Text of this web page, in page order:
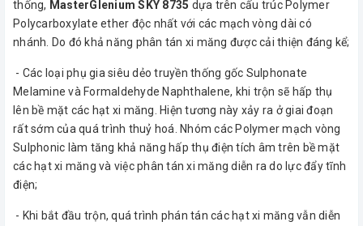
thống, MasterGlenium SKY 8735 dựa trên cấu trúc Polymer
Polycarboxylate ether độc nhất với các mạch vòng dài có
nhánh. Do đó khả năng phân tán xi măng được cải thiện đáng kể;
- Các loại phụ gia siêu dẻo truyền thống gốc Sulphonate
Melamine và Formaldehyde Naphthalene, khi trộn sẽ hấp thụ
lên bề mặt các hạt xi măng. Hiện tương này xảy ra ở giai đoạn
rất sớm của quá trình thuỷ hoá. Nhóm các Polymer mạch vòng
Sulphonic làm tăng khả năng hấp thụ điện tích âm trên bề mặt
các hạt xi măng và việc phân tán xi măng diễn ra do lực đẩy tĩnh
điện;
- Khi bắt đầu trộn, quá trình phán tán các hạt xi măng vẫn diễn